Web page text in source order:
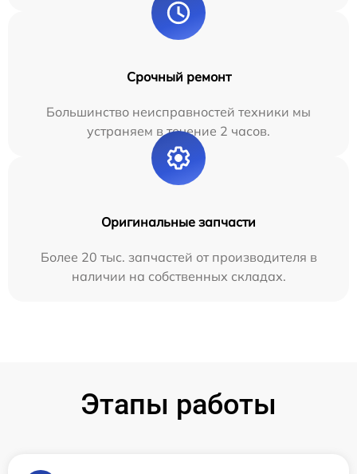
Срочный ремонт
Большинство неисправностей техники мы
устраняем в течение 2 часов.
Оригинальные запчасти
Более 20 тыс. запчастей от производителя в
наличии на собственных складах.
Этапы работы